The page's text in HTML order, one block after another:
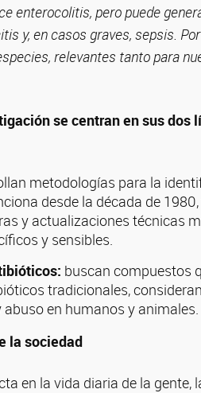
enterocolitis, pero puede
y, en casos graves, sepsis.
relevantes tanto para
se centran en sus dos
metodologías para la
desde la década de
y actualizaciones técnicas
y sensibles.
buscan compuestos
tradicionales,
en humanos y animales.
la sociedad
en la vida diaria de la gente,